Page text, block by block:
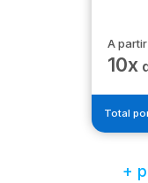
A
10x
Total
+